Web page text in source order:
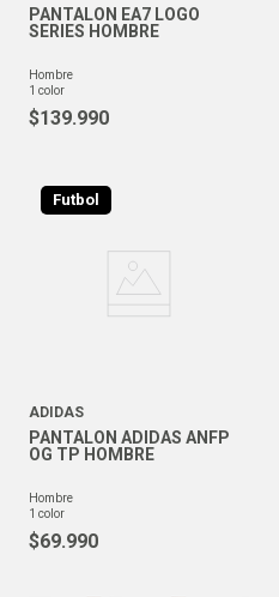
PANTALON EA7 LOGO
SERIES HOMBRE
hombre
1 color
$139.990
Futbol
ADIDAS
PANTALON ADIDAS ANFP
OG TP HOMBRE
hombre
1 color
$69.990